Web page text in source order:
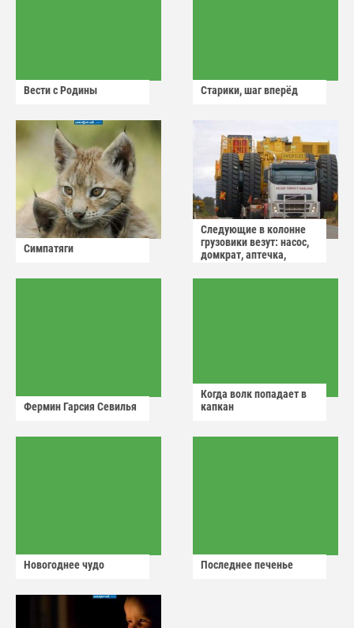
Вести с Родины Старики, шаг вперёд
Симпатяги
Следующие в колонне
грузовики везут: насос,
домкрат, аптечка,
Фермин Гарсия Севилья
Когда волк попадает в
капкан
Новогоднее чудо Последнее печенье